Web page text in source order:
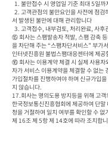
서 발생된 불만에 대해 관리합니다
⑮ 회사는 스팸발송자 적발, 스팸 감축
을 차단해 주는 “스팸차단서비스” 부가
인터넷진흥원 불법스팸대응센터에 제공
⑯ 회사는 이용계약 체결 시 실제 사용자
자가 서비스 이용계약을 체결할 수 없는
가입절차를 진행하여야 하며 신규가입
지 않습니다.
17.회사는 명의도용 방지등을 위해 고
한국정보통신진흥협회에 제공하여 단
청을 거절하여 일치 여부를 확인할 수
제 16조 제 5항 제 14호에 따라 조치합